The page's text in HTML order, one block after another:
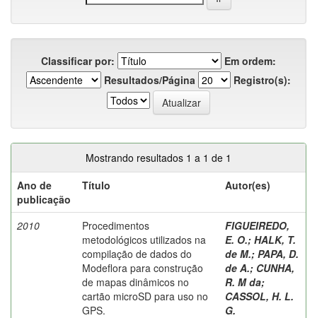
Classificar por:
Em ordem:
Resultados/Página
Registro(s):
Mostrando resultados 1 a 1 de 1
Ano de
publicação
Título Autor(es)
2010
Procedimentos
metodológicos utilizados na
compilação de dados do
Modeflora para construção
de mapas dinâmicos no
cartão microSD para uso no
GPS.
FIGUEIREDO,
E. O.; HALK, T.
de M.; PAPA, D.
de A.; CUNHA,
R. M da;
CASSOL, H. L.
G.